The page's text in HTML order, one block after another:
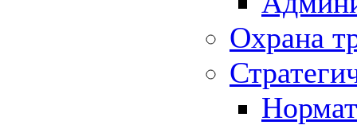
Охрана